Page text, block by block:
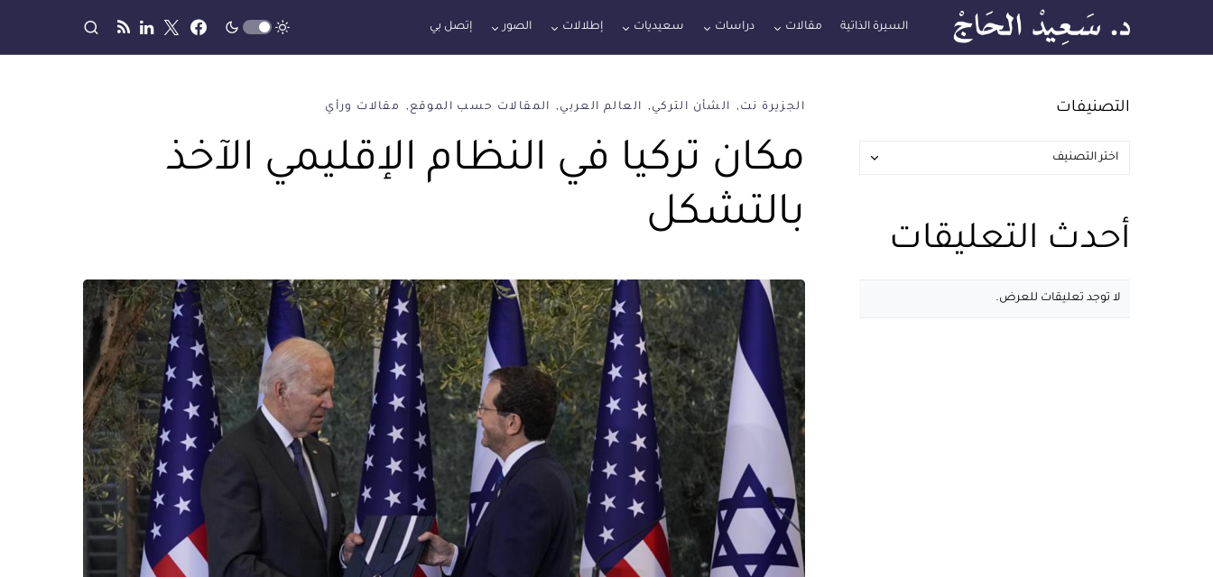
السيرة الذاتية مقالات دراسات سعيديات إطلالات الصور إتصل بي
الجزيرة نت الشأن التركي العالم العربي المقالات حسب الموقع مقالات ورأي
مكان تركيا في النظام الإقليمي الآخذ
بالتشكل
التصنيفات
أحدث التعليقات
لا توجد تعليقات للعرض.